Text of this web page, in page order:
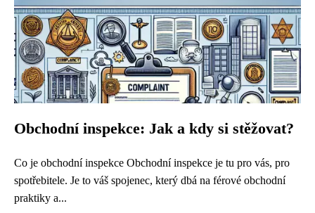
Obchodní inspekce: Jak a kdy si stěžovat?
Co je obchodní inspekce Obchodní inspekce je tu pro vás, pro
spotřebitele. Je to váš spojenec, který dbá na férové obchodní
praktiky a...